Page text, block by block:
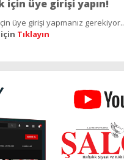
için üye girişi yapın!
üye girişi yapmanız gerekiyor..
Tıklayın